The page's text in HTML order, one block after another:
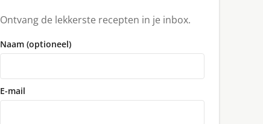
Ontvang de lekkerste recepten in je inbox.
Naam (optioneel)
E-mail